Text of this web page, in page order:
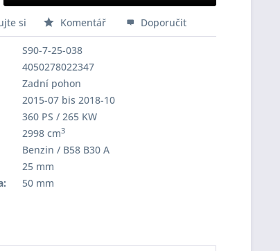
si Komentář Doporučit
S90-7-25-038
4050278022347
Zadní pohon
2015-07 bis 2018-10
360 PS / 265 KW
2998 cm3
Benzin / B58 B30 A
25 mm
50 mm